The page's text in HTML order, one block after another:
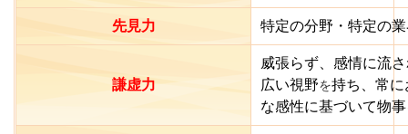
先見力 特定の分野・特定の
謙虚力
威張らず、感情に流
広い視野を持ち、 常に
な感性に基づいて物